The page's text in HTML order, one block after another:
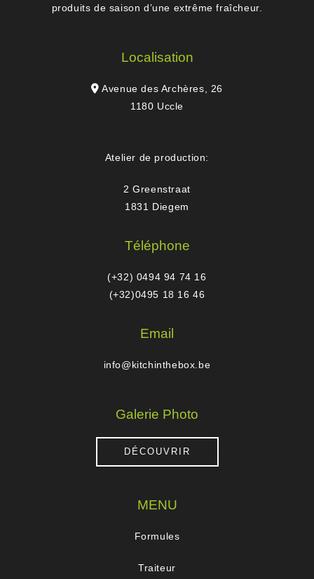
produits de saison d’une extrême fraîcheur.
Localisation
Avenue des Archères, 26
1180 Uccle
Atelier de production:
2 Greenstraat
1831 Diegem
Téléphone
(+32) 0494 94 74 16
(+32)0495 18 16 46
Email
info@kitchinthebox.be
Galerie Photo
DÉCOUVRIR
MENU
Formules
Traiteur